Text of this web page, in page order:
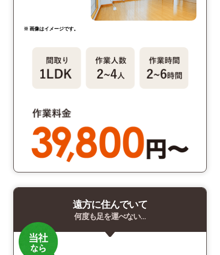
※ 画像はイメージです。
遠方に住んでいて
何度も足を運べない…